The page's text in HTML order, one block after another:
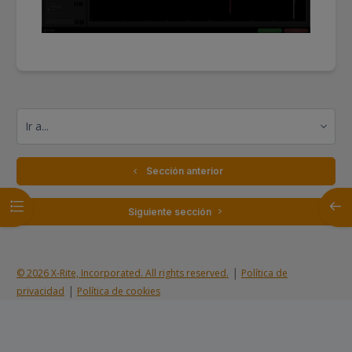
Abrir índice del curso
  Sección anterior
Siguiente sección
© 2026 X-Rite, Incorporated. All rights reserved. | Política de
privacidad | Política de cookies